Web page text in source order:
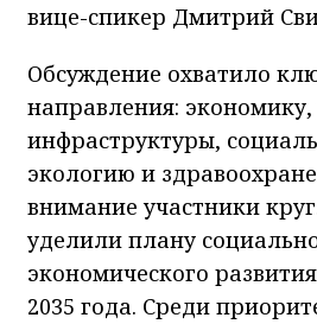
вице-спикер Дмитрий
Обсуждение охватило
направления: экономику,
инфраструктуры,
экологию и
внимание участники
уделили плану
экономического
2035 года. Среди